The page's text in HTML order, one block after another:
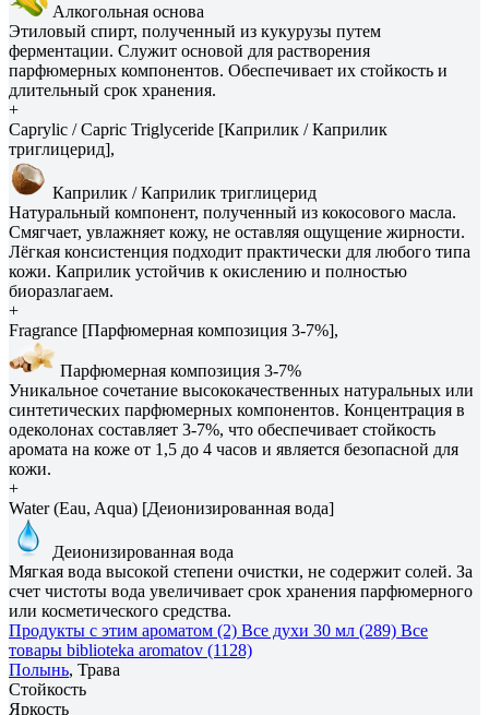
Алкогольная основа
Этиловый спирт, полученный из кукурузы путем
ферментации. Служит основой для растворения
парфюмерных компонентов. Обеспечивает их стойкость и
длительный срок хранения.
+
Caprylic / Capric Triglyceride [Каприлик / Каприлик
триглицерид],
Каприлик / Каприлик триглицерид
Натуральный компонент, полученный из кокосового масла.
Смягчает, увлажняет кожу, не оставляя ощущение жирности.
Лёгкая консистенция подходит практически для любого типа
кожи. Каприлик устойчив к окислению и полностью
биоразлагаем.
+
Fragrance [Парфюмерная композиция 3-7%],
Парфюмерная композиция 3-7%
Уникальное сочетание высококачественных натуральных или
синтетических парфюмерных компонентов. Концентрация в
одеколонах составляет 3-7%, что обеспечивает стойкость
аромата на коже от 1,5 до 4 часов и является безопасной для
кожи.
+
Water (Eau, Aqua) [Деионизированная вода]
Деионизированная вода
Мягкая вода высокой степени очистки, не содержит солей. За
счет чистоты вода увеличивает срок хранения парфюмерного
или косметического средства.
Продукты с этим ароматом (2) Все духи 30 мл (289) Все
товары biblioteka aromatov (1128)
Полынь, Трава
Стойкость
Яркость